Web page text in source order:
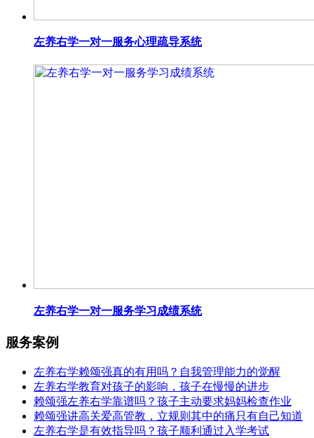
左养右学一对一服务心理疏导系统
左养右学一对一服务学习成绩系统
服务案例
左养右学赖颂强真的有用吗？自我管理能力的觉醒
左养右学教育对孩子的影响，孩子在慢慢的进步
赖颂强左养右学靠谱吗？孩子主动要求妈妈检查作业
赖颂强讲高关爱高管教，立规则其中的痛只有自己知道
左养右学是有效指导吗？孩子顺利通过入学考试